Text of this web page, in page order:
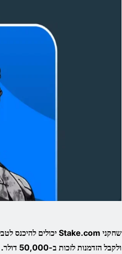
ולקבל הזדמנות לזכות ב-50,000 דולר.